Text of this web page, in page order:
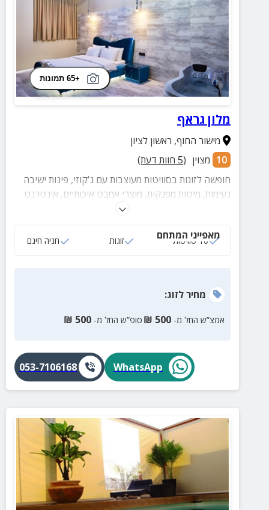
+65 תמונות
מלון גראף
מישור החוף, ראשון לציון
10 מצוין (
5 חוות דעת)
חופשה לזוגות בסוויטות מעוצבות עם ג'קוזי, פינות ישיבה
נעימות, מיטות מפנקות, מוצרי אמבט איכותיים, אינטרנט
חופשי, חנייה צמודה חינם ועוד המון הפתעות.
מאפייני המתחם
10 סוויטות זוגות חניה חינם
מחירלזוג:
אמצ”ש החל מ- 500
₪ סופ”ש החל מ- 500
₪
WhatsApp
053-7106168